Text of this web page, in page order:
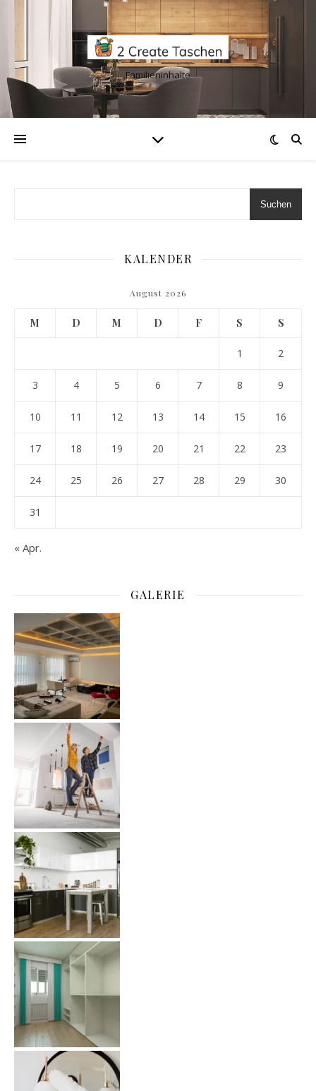
Familieninhalte
Suchen
KALENDER
August 2026
M D M D F S S
1 2
3 4 5 6 7 8 9
10 11 12 13 14 15 16
17 18 19 20 21 22 23
24 25 26 27 28 29 30
31
« Apr.
GALERIE